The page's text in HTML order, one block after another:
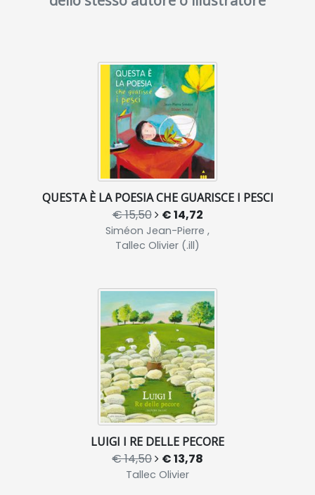
QUESTA È LA POESIA CHE GUARISCE I PESCI
€ 15,50 € 14,72
Siméon Jean-Pierre ,
Tallec Olivier (.ill)
LUIGI I RE DELLE PECORE
€ 14,50 € 13,78
Tallec Olivier